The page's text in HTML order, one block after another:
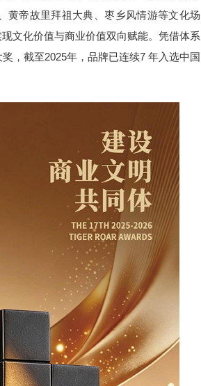
黄帝故里拜祖大典、枣乡风情游等文化场
文化价值与商业价值双向赋能。凭借体系
，截至2025年，品牌已连续7 年入选中国